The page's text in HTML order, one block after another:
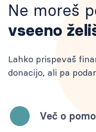
Ne moreš
vseeno
Lahko prispevaš
donacijo, ali pa
Več o